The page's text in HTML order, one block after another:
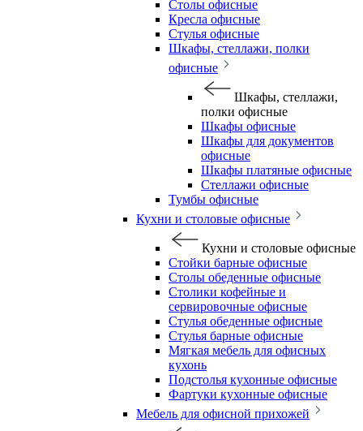
Столы офисные
Кресла офисные
Стулья офисные
Шкафы, стеллажи, полки
офисные
Шкафы, стеллажи,
полки офисные
Шкафы офисные
Шкафы для документов
офисные
Шкафы платяные офисные
Стеллажи офисные
Тумбы офисные
Кухни и столовые офисные
Кухни и столовые офисные
Стойки барные офисные
Столы обеденные офисные
Столики кофейные и
сервировочные офисные
Стулья обеденные офисные
Стулья барные офисные
Мягкая мебель для офисных
кухонь
Подстолья кухонные офисные
Фартуки кухонные офисные
Мебель для офисной прихожей